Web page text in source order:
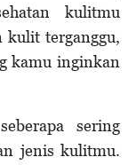
kulitmu
kulit terganggu,
kamu inginkan
sering
jenis kulitmu.